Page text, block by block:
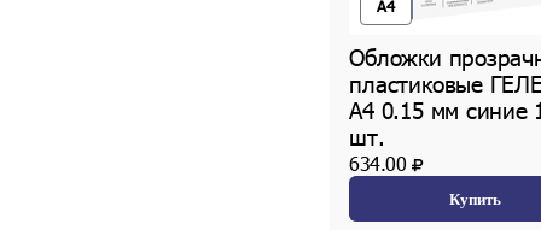
A4
Обложки
пластиковые
А4 0.15 мм синие
шт.
634.00
Купить